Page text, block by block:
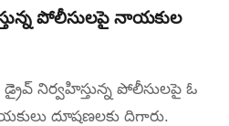
పోలీసులపై నాయకుల
నిర్వహిస్తున్న పోలీసులపై ఓ
దూషణలకు దిగారు.